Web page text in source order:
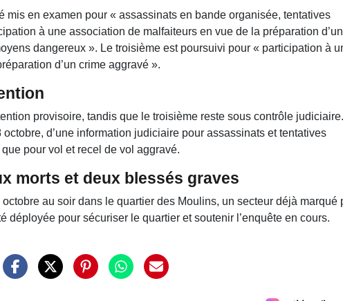
en examen pour « assassinats en bande organisée, tentatives
à une association de malfaiteurs en vue de la préparation d’un
dangereux ». Le troisième est poursuivi pour « participation à
d’un crime aggravé ».
provisoire, tandis que le troisième reste sous contrôle judiciaire.
d’une information judiciaire pour assassinats et tentatives
pour vol et recel de vol aggravé.
morts et deux blessés graves
au soir dans le quartier des Moulins, un secteur déjà marqué
déployée pour sécuriser le quartier et soutenir l’enquête en cours.